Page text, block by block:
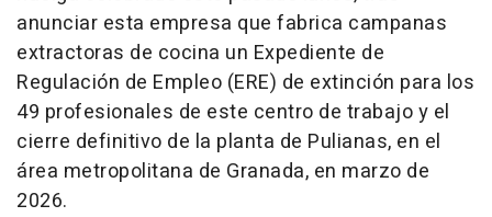
anunciar esta empresa que fabrica campanas
extractoras de cocina un Expediente de
Regulación de Empleo (ERE) de extinción para los
49 profesionales de este centro de trabajo y el
cierre definitivo de la planta de Pulianas, en el
área metropolitana de Granada, en marzo de
2026.